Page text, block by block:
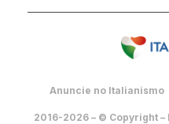
Anuncie no Italianismo
2016-2026 – © Copyright